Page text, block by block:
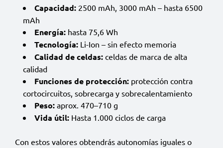
Capacidad: 2500 mAh, 3000 mAh – hasta 6500
mAh
Energía: hasta 75,6 Wh
Tecnología: Li-Ion – sin efecto memoria
Calidad de celdas: celdas de marca de alta
calidad
Funciones de protección: protección contra
cortocircuitos, sobrecarga y sobrecalentamiento
Peso: aprox. 470–710 g
Vida útil: Hasta 1.000 ciclos de carga
Con estos valores obtendrás autonomías iguales o